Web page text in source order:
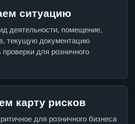
ситуацию
деятельности, помещение,
текущую документацию
проверки для розничного
карту рисков
для розничного бизнеса